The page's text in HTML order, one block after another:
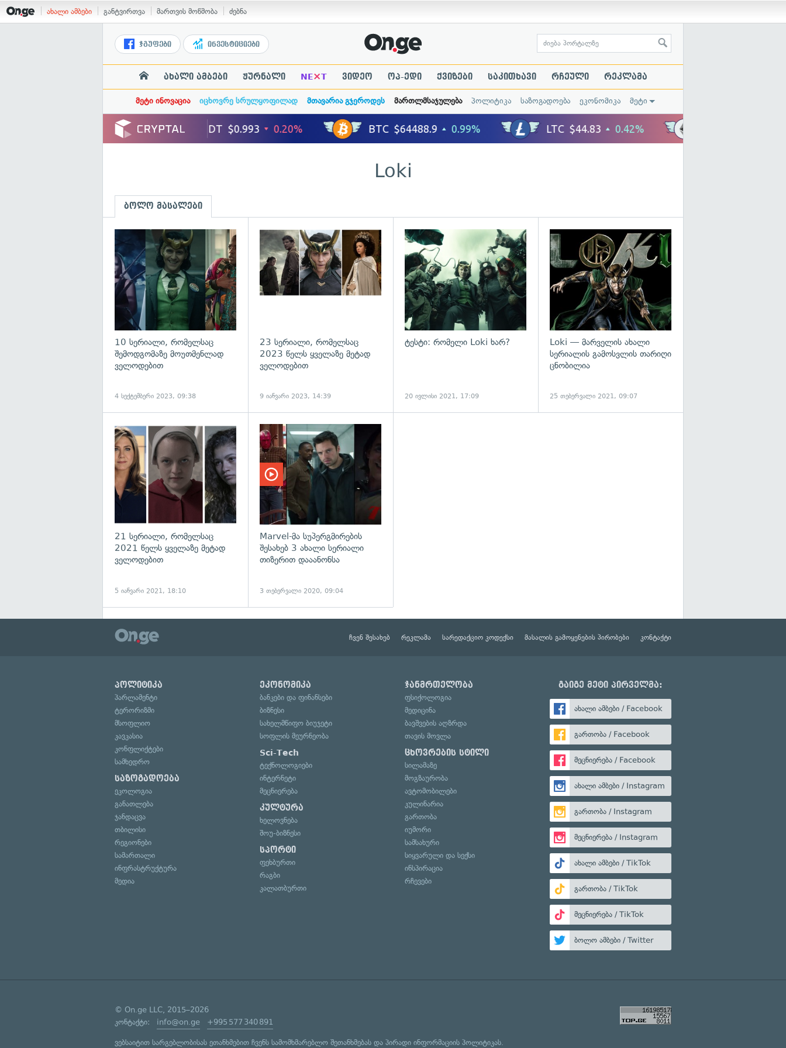
ახალი ამბები განტვირთვა მართვის მოწმობა ძებნა
ჯგუფები ინვესტიციები
ახალი ამბები ჟურნალი NE×T ვიდეო ოპ-ედი ქვიზები საკითხავი რჩეული რეკლამა
მეტი ინოვაცია იცხოვრე სრულყოფილად მთავარია გჯეროდეს მართლმსაჯულება პოლიტიკა საზოგადოება ეკონომიკა მეტი
Loki
ბოლო მასალები
გადახედვა
10 სერიალი, რომელსაც
შემოდგომაზე მოუთმენლად
ველოდებით
4 სექტემბერი 2023, 09:38
გადახედვა
23 სერიალი, რომელსაც
2023 წელს ყველაზე მეტად
ველოდებით
9 იანვარი 2023, 14:39
ტესტი: რომელი Loki ხარ?
20 ივლისი 2021, 17:09
Loki — მარველის ახალი
სერიალის გამოსვლის თარიღი
ცნობილია
25 თებერვალი 2021, 09:07
გადახედვა
21 სერიალი, რომელსაც
2021 წელს ყველაზე მეტად
ველოდებით
5 იანვარი 2021, 18:10
Marvel-მა სუპერგმირების
შესახებ 3 ახალი სერიალი
თიზერით დააანონსა
3 თებერვალი 2020, 09:04
ჩვენ შესახებ რეკლამა სარედაქციო კოდექსი მასალის გამოყენების პირობები კონტაქტი
პოლიტიკა
პარლამენტი
ტერორიზმი
მსოფლიო
კავკასია
კონფლიქტები
სამხედრო
საზოგადოება
ეკოლოგია
განათლება
ჯანდაცვა
თბილისი
რეგიონები
სამართალი
ინფრასტრუქტურა
მედია
ეკონომიკა
ბანკები და ფინანსები
ბიზნესი
სახელმწიფო ბიუჯეტი
სოფლის მეურნეობა
Sci-Tech
ტექნოლოგიები
ინტერნეტი
მეცნიერება
კულტურა
ხელოვნება
შოუ-ბიზნესი
სპორტი
ფეხბურთი
რაგბი
კალათბურთი
ჯანმრთელობა
ფსიქოლოგია
მედიცინა
ბავშვების აღზრდა
თავის მოვლა
ცხოვრების სტილი
სილამაზე
მოგზაურობა
ავტომობილები
კულინარია
გართობა
იუმორი
სამსახური
სიყვარული და სექსი
ინსპირაცია
რჩევები
გაიგე მეტი პირველმა:
ახალი ამბები / Facebook
გართობა / Facebook
მეცნიერება / Facebook
ახალი ამბები / Instagram
გართობა / Instagram
მეცნიერება / Instagram
ახალი ამბები / TikTok
გართობა / TikTok
მეცნიერება / TikTok
ბოლო ამბები / Twitter
© On.ge LLC, 2015–2026
კონტაქტი: info@on.ge +995 577 340 891
ვებსაიტით სარგებლობისას ეთანხმებით ჩვენს სამომხმარებლო შეთანხმებას და პირადი ინფორმაციის პოლიტიკას